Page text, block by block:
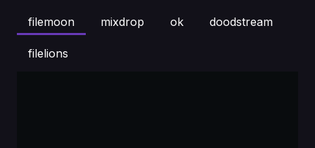
filemoon mixdrop ok doodstream
filelions